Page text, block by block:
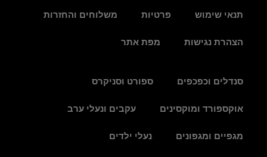
תנאי שימוש פרטיות משלוחים והחזרות
הצהרת נגישות מפת אתר
סנדלים וכפכפים ספורט וסניקרס
אוקספורד ומוקסינים עקבים ונעלי ערב
מגפיים ומגפונים נעלי ילדים